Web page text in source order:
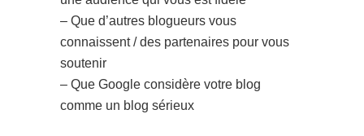
– Que d’autres blogueurs vous
connaissent / des partenaires pour vous
soutenir
– Que Google considère votre blog
comme un blog sérieux